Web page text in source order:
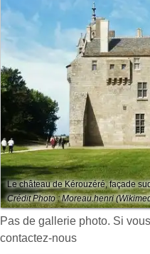
Le château de Kérouzéré, façade
Crédit Photo : Moreau.henri
Pas de gallerie photo. Si
contactez-nous